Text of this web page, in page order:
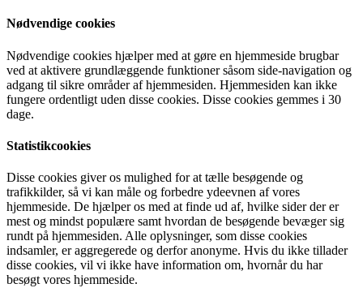
Nødvendige cookies
Nødvendige cookies hjælper med at gøre en hjemmeside brugbar
ved at aktivere grundlæggende funktioner såsom side-navigation og
adgang til sikre områder af hjemmesiden. Hjemmesiden kan ikke
fungere ordentligt uden disse cookies. Disse cookies gemmes i 30
dage.
Statistikcookies
Disse cookies giver os mulighed for at tælle besøgende og
trafikkilder, så vi kan måle og forbedre ydeevnen af vores
hjemmeside. De hjælper os med at finde ud af, hvilke sider der er
mest og mindst populære samt hvordan de besøgende bevæger sig
rundt på hjemmesiden. Alle oplysninger, som disse cookies
indsamler, er aggregerede og derfor anonyme. Hvis du ikke tillader
disse cookies, vil vi ikke have information om, hvornår du har
besøgt vores hjemmeside.